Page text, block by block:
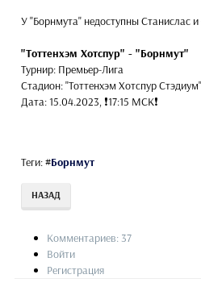
У "Борнмута" недоступны Станислас
"Тоттенхэм Хотспур" - "Борнмут"
Турнир: Премьер-Лига
Стадион: "Тоттенхэм Хотспур Стэдиум"
Дата: 15.04.2023, ❗17:15 МСК❗
Теги:#Борнмут
НАЗАД
Комментариев: 37
Войти
Регистрация